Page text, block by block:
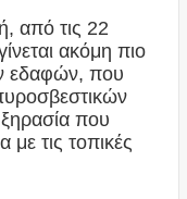
από τις 22
ακόμη πιο
εδαφών, που
που
τις τοπικές